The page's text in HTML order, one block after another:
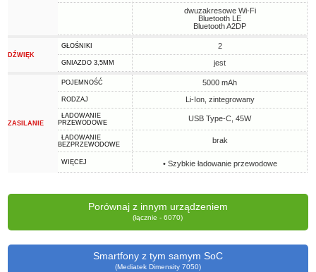
dwuzakresowe Wi-Fi
Bluetooth LE
Bluetooth A2DP
DŹWIĘK
GŁOŚNIKI 2
GNIAZDO 3,5MM jest
ZASILANIE
POJEMNOŚĆ 5000 mAh
RODZAJ Li-Ion, zintegrowany
ŁADOWANIE
PRZEWODOWE
USB Type-C, 45W
ŁADOWANIE
BEZPRZEWODOWE
brak
WIĘCEJ • Szybkie ładowanie przewodowe
Porównaj z innym urządzeniem
(łącznie - 6070)
Smartfony z tym samym SoC
(Mediatek Dimensity 7050)